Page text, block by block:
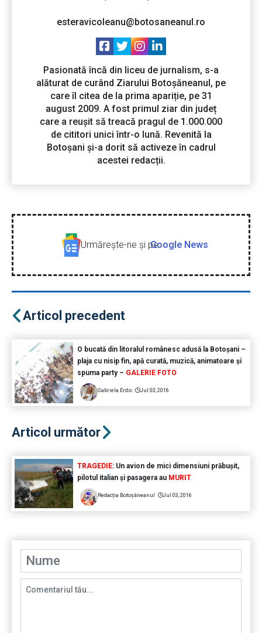
esteravicoleanu@botosaneanul.ro
Pasionată încă din liceu de jurnalism, s-a
alăturat de curând Ziarului Botoșăneanul, pe
care îl citea de la prima apariție, pe 31
august 2009. A fost primul ziar din județ
care a reușit să treacă pragul de 1.000.000
de cititori unici într-o lună. Revenită la
Botoșani și-a dorit să activeze în cadrul
acestei redacții.
Urmăreşte-ne şi peGoogle News
Articol precedent
O bucată din litoralul românesc adusă la Botoșani –
plaja cu nisip fin, apă curată, muzică, animatoare și
spuma party – GALERIE FOTO
Gabriela Erdic Jul 03, 2016
Articol următor
TRAGEDIE: Un avion de mici dimensiuni prăbușit,
pilotul italian și pasagera au MURIT
Redacția Botoșăneanul Jul 03, 2016